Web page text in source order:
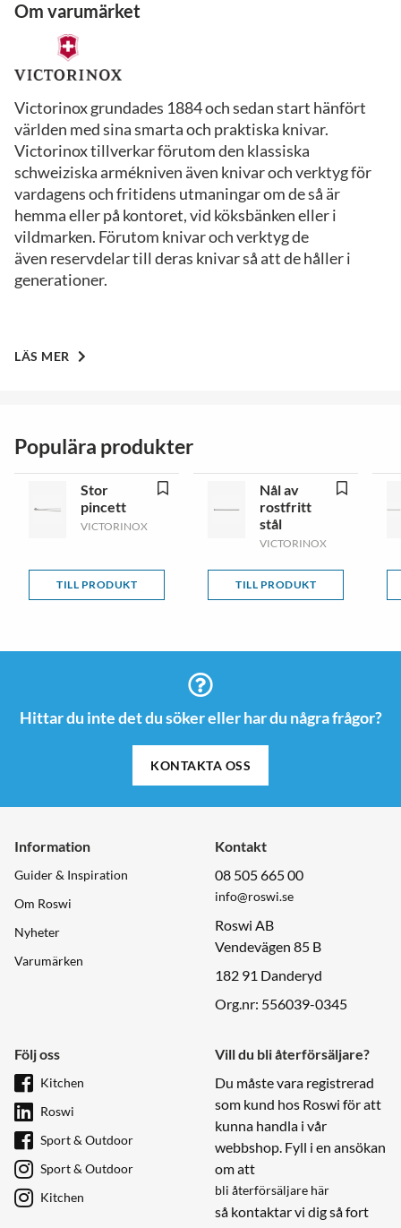
Om varumärket
Victorinox grundades 1884 och sedan start hänfört
världen med sina smarta och praktiska knivar.
Victorinox tillverkar förutom den klassiska
schweiziska armékniven även knivar och verktyg för
vardagens och fritidens utmaningar om de så är
hemma eller på kontoret, vid köksbänken eller i
vildmarken. Förutom knivar och verktyg de
även reservdelar till deras knivar så att de håller i
generationer.
LÄS MER
Populära produkter
Stor
pincett
VICTORINOX
TILL PRODUKT
Nål av
rostfritt
stål
VICTORINOX
TILL PRODUKT
Hittar du inte det du söker eller har du några frågor?
KONTAKTA OSS
Information
Guider & Inspiration
Om Roswi
Nyheter
Varumärken
Kontakt
08 505 665 00
info@roswi.se
Roswi AB
Vendevägen 85 B
182 91 Danderyd
Org.nr: 556039-0345
Följ oss
Kitchen
Roswi
Sport & Outdoor
Sport & Outdoor
Kitchen
Vill du bli återförsäljare?
Du måste vara registrerad
som kund hos Roswi för att
kunna handla i vår
webbshop. Fyll i en ansökan
om att
bli återförsäljare här
så kontaktar vi dig så fort